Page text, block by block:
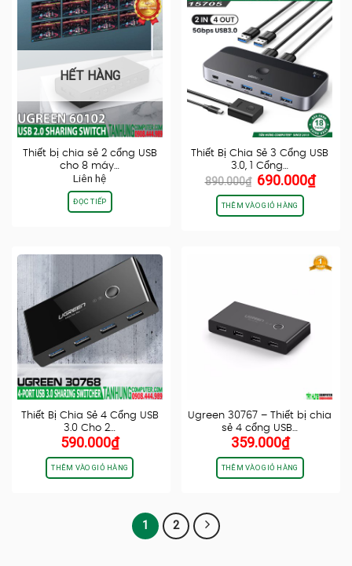
HẾT HÀNG
Thiết bị chia sẻ 2 cổng USB
cho 8 máy…
Liên hệ
ĐỌC TIẾP
Thiết Bị Chia Sẻ 3 Cổng USB
3.0, 1 Cổng…
890.000₫ Giá
gốc
là:
890.000₫.
690.000₫Giá
hiện
THÊM VÀO GIỎ HÀNG
Thiết Bị Chia Sẻ 4 Cổng USB
3.0 Cho 2…
590.000₫
THÊM VÀO GIỎ HÀNG
Ugreen 30767 – Thiết bị chia
sẻ 4 cổng USB…
359.000₫
THÊM VÀO GIỎ HÀNG
1 2